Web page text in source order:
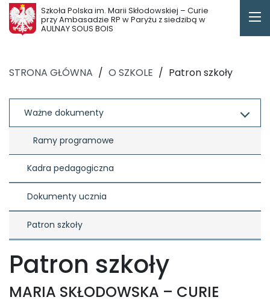
Szkoła Polska im. Marii Skłodowskiej – Curie
przy Ambasadzie RP w Paryżu z siedzibą w
AULNAY SOUS BOIS
STRONA GŁÓWNA / O SZKOLE / Patron szkoły
Ważne dokumenty
Ramy programowe
Kadra pedagogiczna
Dokumenty ucznia
Patron szkoły
Patron szkoły
MARIA SKŁODOWSKA – CURIE